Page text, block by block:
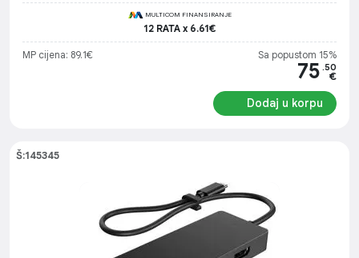
MULTICOM FINANSIRANJE
12 RATA x 6.61€
MP cijena: 89.1€ Sa popustom 15%
75 .50
€
Dodaj u korpu
Š:145345